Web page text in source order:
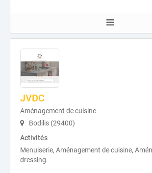
JVDC
Aménagement de cuisine
Bodilis (29400)
Activités
Menuiserie, Aménagement de cuisine,
dressing.